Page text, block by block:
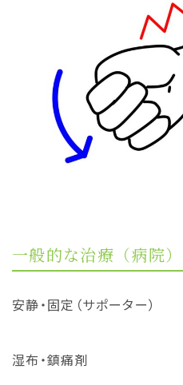
一般的な治療（病院）
安静・固定（サポーター）
湿布・鎮痛剤